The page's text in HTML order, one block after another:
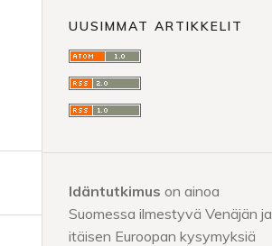
UUSIMMAT ARTIKKELIT
Idäntutkimus on ainoa
Suomessa ilmestyvä Venäjän ja
itäisen Euroopan kysymyksiä